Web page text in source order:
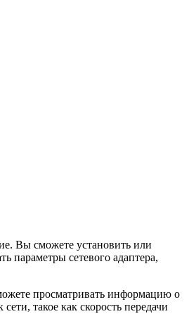
Вы сможете установить или
параметры сетевого адаптера,
просматривать информацию о
такое как скорость передачи